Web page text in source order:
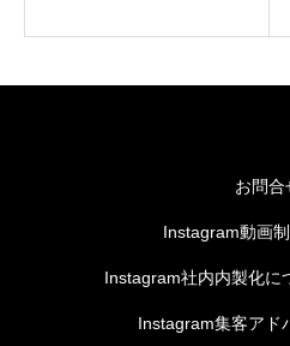
お問合
Instagram動画
Instagram社内内製化に
Instagram集客アド